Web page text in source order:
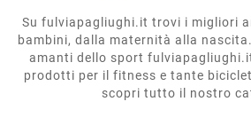
Su fulviapagliughi.it trovi i migliori
bambini, dalla maternità alla
amanti dello sport
prodotti per il fitness e tante
scopri tutto il nostro